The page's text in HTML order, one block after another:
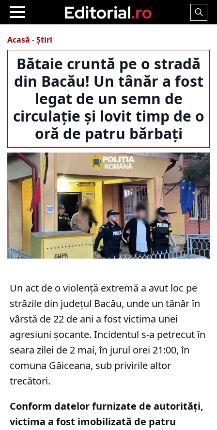
Search
Acasă -Știri
Bătaie cruntă pe o stradă
din Bacău! Un tânăr a fost
legat de un semn de
circulație și lovit timp de o
oră de patru bărbați
Un act de o violență extremă a avut loc pe
străzile din județul Bacău, unde un tânăr în
vârstă de 22 de ani a fost victima unei
agresiuni șocante. Incidentul s-a petrecut în
seara zilei de 2 mai, în jurul orei 21:00, în
comuna Găiceana, sub privirile altor
trecători.
Conform datelor furnizate de autorități,
victima a fost imobilizată de patru